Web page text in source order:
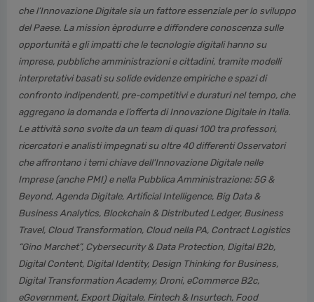
che l’Innovazione Digitale sia un fattore essenziale per lo sviluppo
del Paese. La mission èprodurre e diffondere conoscenza sulle
opportunità e gli impatti che le tecnologie digitali hanno su
imprese, pubbliche amministrazioni e cittadini, tramite modelli
interpretativi basati su solide evidenze empiriche e spazi di
confronto indipendenti, pre-competitivi e duraturi nel tempo, che
aggregano la domanda e l’offerta di Innovazione Digitale in Italia.
Le attività sono svolte da un team di quasi 100 tra professori,
ricercatori e analisti impegnati su oltre 40 differenti Osservatori
che affrontano i temi chiave dell'Innovazione Digitale nelle
Imprese (anche PMI) e nella Pubblica Amministrazione: 5G &
Beyond, Agenda Digitale, Artificial Intelligence, Big Data &
Business Analytics, Blockchain & Distributed Ledger, Business
Travel, Cloud Transformation, Cloud nella PA, Contract Logistics
“Gino Marchet”, Cybersecurity & Data Protection, Digital B2b,
Digital Content, Digital Identity, Design Thinking for Business,
Digital Transformation Academy, Droni, eCommerce B2c,
eGovernment, Export Digitale, Fintech & Insurtech, Food